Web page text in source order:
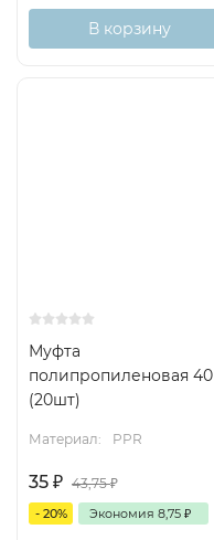
В корзину
Муфта
полипропиленовая 40
(20шт)
Материал: PPR
35 ₽ 43,75₽
- 20% Экономия 8,75 ₽